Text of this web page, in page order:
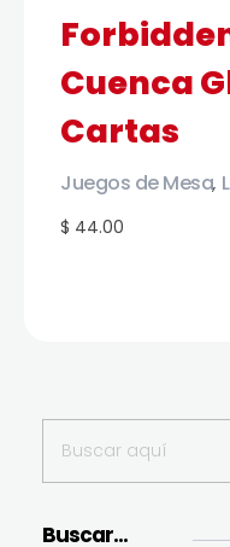
Cuenca
Cartas
$ 44.00
Juegos de Mesa,
Buscar…